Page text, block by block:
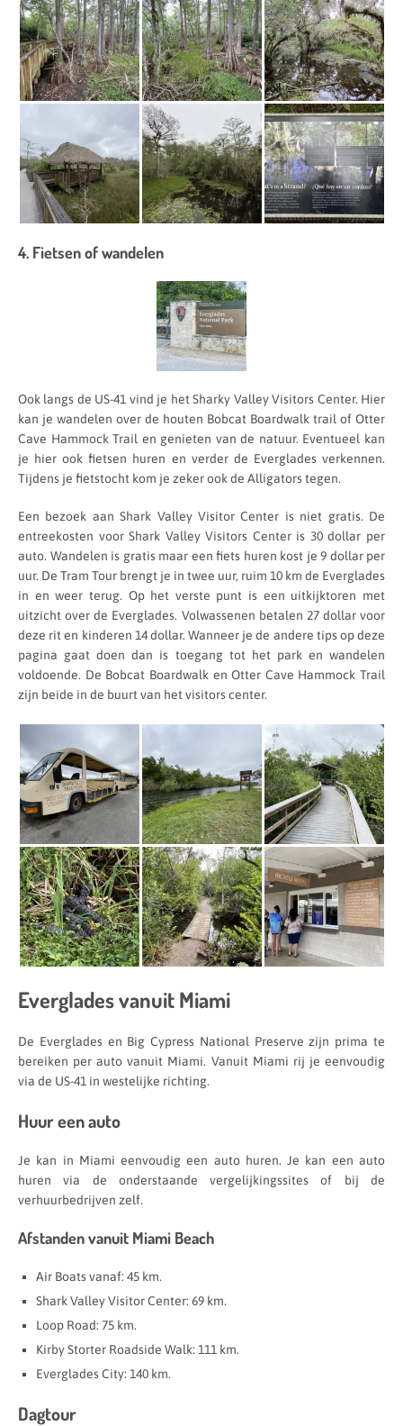
4. Fietsen of wandelen
Ook langs de US-41 vind je het Sharky Valley Visitors Center. Hier
kan je wandelen over de houten Bobcat Boardwalk trail of Otter
Cave Hammock Trail en genieten van de natuur. Eventueel kan
je hier ook fietsen huren en verder de Everglades verkennen.
Tijdens je fietstocht kom je zeker ook de Alligators tegen.
Een bezoek aan Shark Valley Visitor Center is niet gratis. De
entreekosten voor Shark Valley Visitors Center is 30 dollar per
auto. Wandelen is gratis maar een fiets huren kost je 9 dollar per
uur. De Tram Tour brengt je in twee uur, ruim 10 km de Everglades
in en weer terug. Op het verste punt is een uitkijktoren met
uitzicht over de Everglades. Volwassenen betalen 27 dollar voor
deze rit en kinderen 14 dollar. Wanneer je de andere tips op deze
pagina gaat doen dan is toegang tot het park en wandelen
voldoende. De Bobcat Boardwalk en Otter Cave Hammock Trail
zijn beide in de buurt van het visitors center.
Everglades vanuit Miami
De Everglades en Big Cypress National Preserve zijn prima te
bereiken per auto vanuit Miami. Vanuit Miami rij je eenvoudig
via de US-41 in westelijke richting.
Huur een auto
Je kan in Miami eenvoudig een auto huren. Je kan een auto
huren via de onderstaande vergelijkingssites of bij de
verhuurbedrijven zelf.
Afstanden vanuit Miami Beach
Air Boats vanaf: 45 km.
Shark Valley Visitor Center: 69 km.
Loop Road: 75 km.
Kirby Storter Roadside Walk: 111 km.
Everglades City: 140 km.
Dagtour